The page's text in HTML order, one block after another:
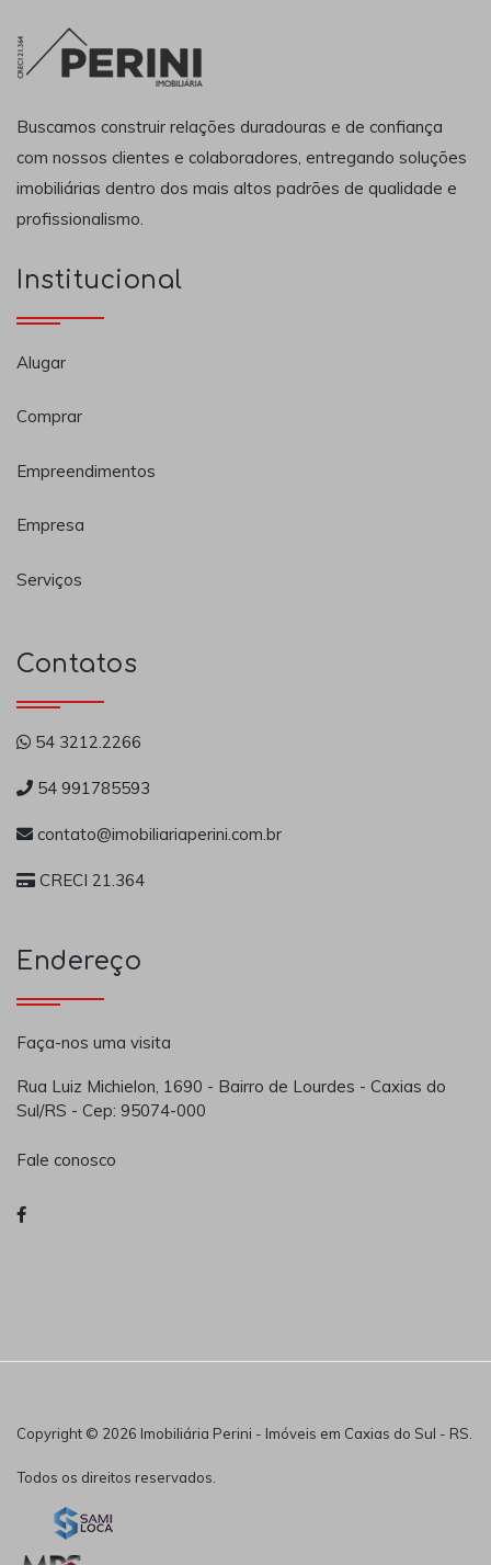
Buscamos construir relações duradouras e de confiança
com nossos clientes e colaboradores, entregando soluções
imobiliárias dentro dos mais altos padrões de qualidade e
profissionalismo.
Institucional
Alugar
Comprar
Empreendimentos
Empresa
Serviços
Contatos
54 3212.2266
54 991785593
contato@imobiliariaperini.com.br
CRECI 21.364
Endereço
Faça-nos uma visita
Rua Luiz Michielon, 1690 - Bairro de Lourdes - Caxias do
Sul/RS - Cep: 95074-000
Fale conosco
Copyright © 2026 Imobiliária Perini - Imóveis em Caxias do Sul - RS.
Todos os direitos reservados.